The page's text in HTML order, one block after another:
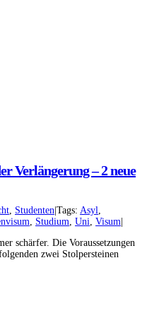
Verlängerung – 2 neue
, Studenten Tags: Asyl,
, Studium, Uni, Visum
schärfer. Die Voraussetzungen
zwei Stolpersteinen